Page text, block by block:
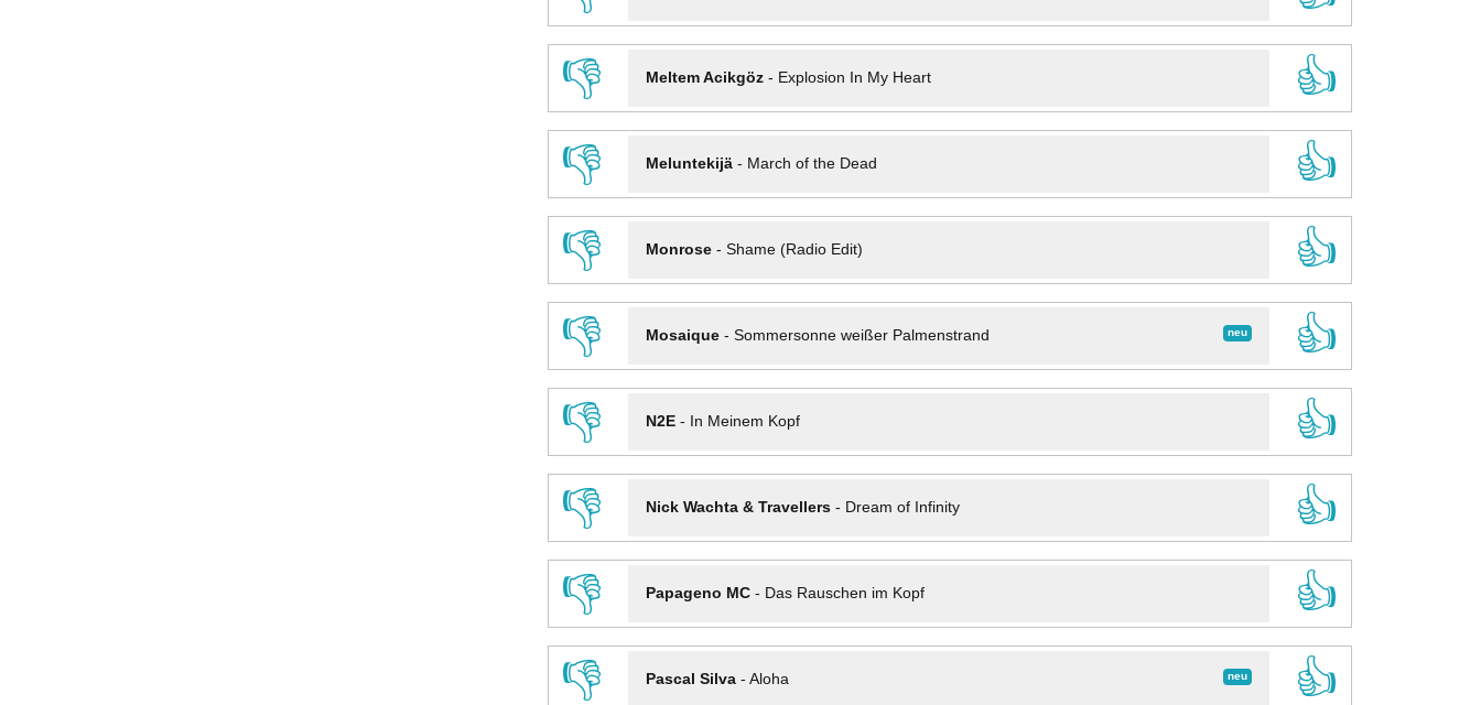
👎
Meltem Acikgöz- Explosion In My Heart
👍
👎
Meluntekijä- March of the Dead
👍
👎
Monrose- Shame (Radio Edit)
👍
👎
neu
Mosaique- Sommersonne weißer Palmenstrand
👍
👎
N2E- In Meinem Kopf
👍
👎
Nick Wachta & Travellers- Dream of Infinity
👍
👎
Papageno MC- Das Rauschen im Kopf
👍
👎
neu
Pascal Silva- Aloha
👍